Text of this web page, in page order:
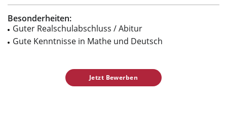
Besonderheiten:
Guter Realschulabschluss / Abitur
Gute Kenntnisse in Mathe und Deutsch
Jetzt Bewerben